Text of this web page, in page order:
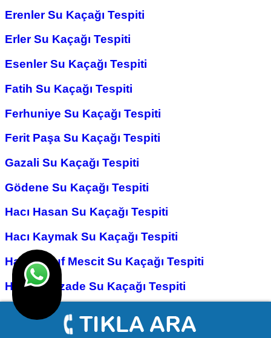
Erenler Su Kaçağı Tespiti
Erler Su Kaçağı Tespiti
Esenler Su Kaçağı Tespiti
Fatih Su Kaçağı Tespiti
Ferhuniye Su Kaçağı Tespiti
Ferit Paşa Su Kaçağı Tespiti
Gazali Su Kaçağı Tespiti
Gödene Su Kaçağı Tespiti
Hacı Hasan Su Kaçağı Tespiti
Hacı Kaymak Su Kaçağı Tespiti
Hacı Yusuf Mescit Su Kaçağı Tespiti
Hacıveyiszade Su Kaçağı Tespiti
Hamza Oğlu Su Kaçağı Tespiti
Hanay Başı Su Kaçağı Tespiti